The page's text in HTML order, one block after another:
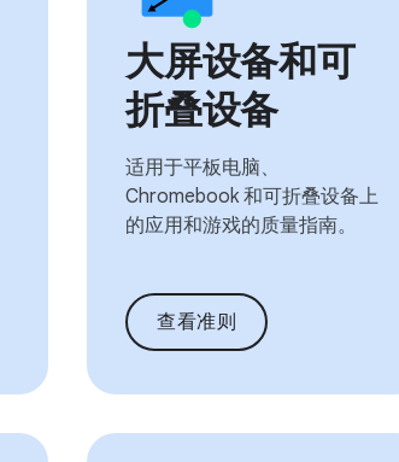
大屏设备和可
折叠设备
适用于平板电脑、
Chromebook 和可折叠设备上
的应用和游戏的质量指南。
查看准则